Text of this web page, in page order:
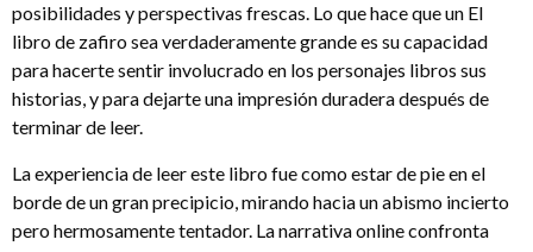
posibilidades y perspectivas frescas. Lo que hace que un El
libro de zafiro sea verdaderamente grande es su capacidad
para hacerte sentir involucrado en los personajes libros sus
historias, y para dejarte una impresión duradera después de
terminar de leer.
La experiencia de leer este libro fue como estar de pie en el
borde de un gran precipicio, mirando hacia un abismo incierto
pero hermosamente tentador. La narrativa online confronta